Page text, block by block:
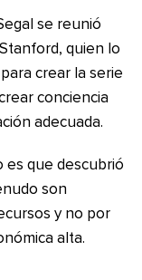
se reunió
quien lo
crear la serie
conciencia
adecuada.
es que descubrió
son
y no por
alta.